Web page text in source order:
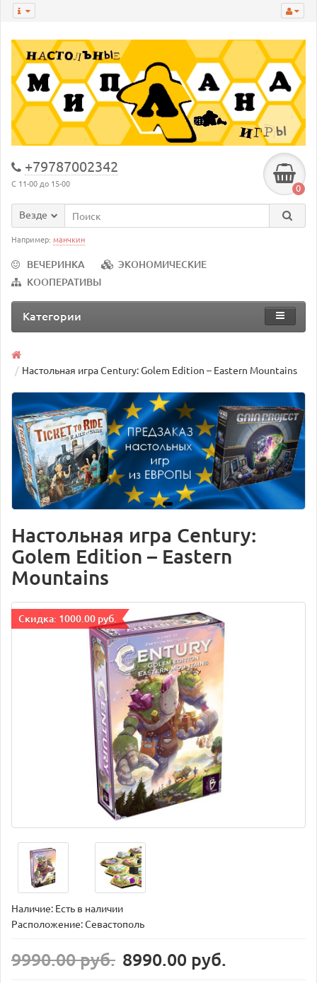
+79787002342
С 11-00 до 15-00 0
Везде
Например: манчкин
ВЕЧЕРИНКА
ЭКОНОМИЧЕСКИЕ
КООПЕРАТИВЫ
Категории
Настольная игра Century: Golem Edition – Eastern Mountains
Настольная игра Century:
Golem Edition – Eastern
Mountains
Cкидка: 1000.00 руб.
Наличие: Есть в наличии
Расположение: Севастополь
9990.00 руб. 8990.00 руб.